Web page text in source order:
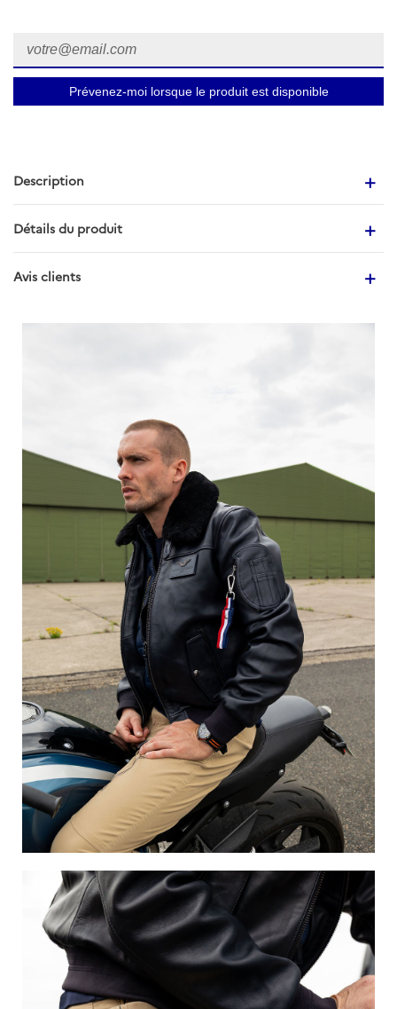
Prévenez-moi lorsque le produit est disponible
Description
Détails du produit
Avis clients